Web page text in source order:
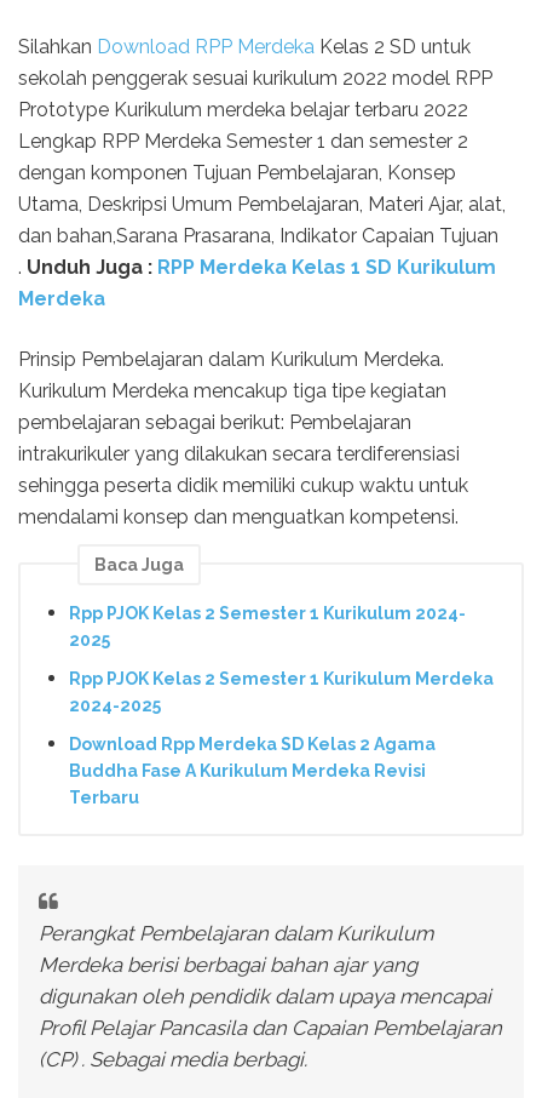
Silahkan Download RPP Merdeka Kelas 2 SD untuk
sekolah penggerak sesuai kurikulum 2022 model RPP
Prototype Kurikulum merdeka belajar terbaru 2022
Lengkap RPP Merdeka Semester 1 dan semester 2
dengan komponen Tujuan Pembelajaran, Konsep
Utama, Deskripsi Umum Pembelajaran, Materi Ajar, alat,
dan bahan,Sarana Prasarana, Indikator Capaian Tujuan
. Unduh Juga : RPP Merdeka Kelas 1 SD Kurikulum
Merdeka
Prinsip Pembelajaran dalam Kurikulum Merdeka.
Kurikulum Merdeka mencakup tiga tipe kegiatan
pembelajaran sebagai berikut: Pembelajaran
intrakurikuler yang dilakukan secara terdiferensiasi
sehingga peserta didik memiliki cukup waktu untuk
mendalami konsep dan menguatkan kompetensi.
Baca Juga
Rpp PJOK Kelas 2 Semester 1 Kurikulum 2024-
2025
Rpp PJOK Kelas 2 Semester 1 Kurikulum Merdeka
2024-2025
Download Rpp Merdeka SD Kelas 2 Agama
Buddha Fase A Kurikulum Merdeka Revisi
Terbaru
Perangkat Pembelajaran dalam Kurikulum
Merdeka berisi berbagai bahan ajar yang
digunakan oleh pendidik dalam upaya mencapai
Profil Pelajar Pancasila dan Capaian Pembelajaran
(CP) . Sebagai media berbagi.